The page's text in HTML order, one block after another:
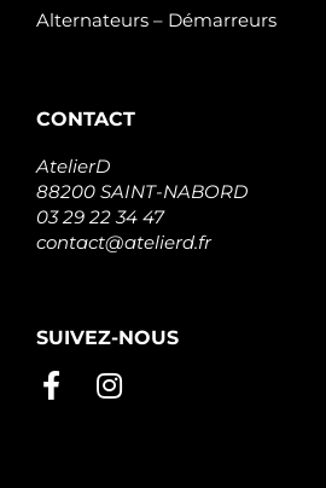
Alternateurs – Démarreurs
CONTACT
AtelierD
88200 SAINT-NABORD
03 29 22 34 47
contact@atelierd.fr
SUIVEZ-NOUS